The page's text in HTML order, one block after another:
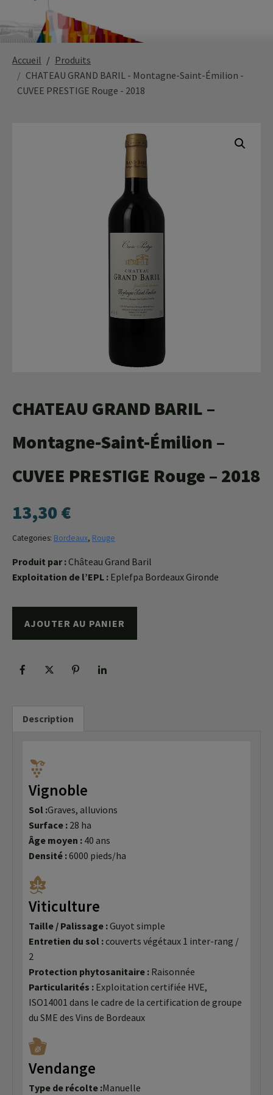
à
Accueil
Produits
CHATEAU GRAND BARIL - Montagne-Saint-Émilion -
CUVEE PRESTIGE Rouge - 2018
CHATEAU GRAND BARIL –
Montagne-Saint-Émilion –
CUVEE PRESTIGE Rouge – 2018
13,30€
Categories: Bordeaux, Rouge
Produit par :Château Grand Baril
Exploitation de l’EPL : Eplefpa Bordeaux Gironde
AJOUTER AU PANIER
Description
Vignoble
Sol :Graves, alluvions
Surface : 28 ha
Âge moyen : 40 ans
Densité :6000 pieds/ha
Viticulture
Taille / Palissage :Guyot simple
Entretien du sol :couverts végétaux 1 inter-rang /
2
Protection phytosanitaire : Raisonnée
Particularités : Exploitation certifiée HVE,
ISO14001 dans le cadre de la certification de groupe
du SME des Vins de Bordeaux
Vendange
Type de récolte :Manuelle